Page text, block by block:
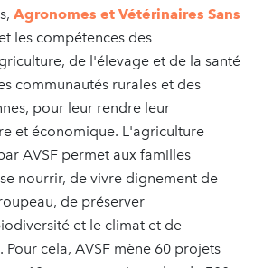
Agronomes et Vétérinaires Sans
les compétences des
de l'élevage et de la santé
communautés rurales et des
pour leur rendre leur
et économique. L'agriculture
AVSF permet aux familles
nourrir, de vivre dignement de
de préserver
et le climat et de
cela, AVSF mène 60 projets